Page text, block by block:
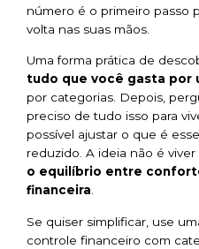
número é o primeiro passo
volta nas suas mãos.
Uma forma prática de
tudo que você gasta por
por categorias. Depois,
preciso de tudo isso para
possível ajustar o que é
reduzido. A ideia não é
o equilíbrio entre
financeira.
Se quiser simplificar, use
controle financeiro com